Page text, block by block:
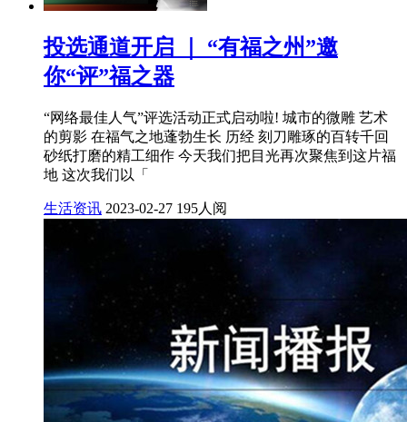
投选通道开启 ｜ “有福之州”邀
你“评”福之器
“网络最佳人气”评选活动正式启动啦! 城市的微雕 艺术
的剪影 在福气之地蓬勃生长 历经 刻刀雕琢的百转千回
砂纸打磨的精工细作 今天我们把目光再次聚焦到这片福
地 这次我们以「
生活资讯 2023-02-27 195人阅